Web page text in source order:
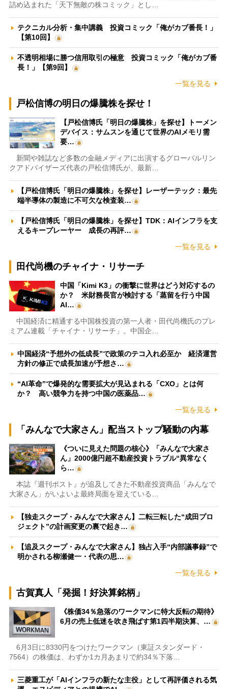
詰め込まれた「天下無敵の株コミック」とし…
テクニカル分析・集中講義 投資コミック「俺がカブ番長！」
【第10回】
不透明相場に勝つ信用取引の極意 投資コミック「俺がカブ番
長！」【第9回】
一覧を見る
戸松信博の明日の爆騰株を探せ！
【戸松信博氏「明日の爆騰株」を探せ】トーメン
デバイス：サムスンを通じて世界のAIメモリ需
要…
新聞や雑誌など多数の金融メディアに出演するグローバルリン
クアドバイザーズ代表の戸松信博氏が、最新…
【戸松信博氏「明日の爆騰株」を探せ】レーザーテック：最先
端半導体の製造に不可欠な検査装…
【戸松信博氏「明日の爆騰株」を探せ】TDK：AIインフラを支
えるキープレーヤー 成長の再評…
一覧を見る
田代尚機のチャイナ・リサーチ
中国「Kimi K3」の衝撃に世界はどう対応するの
か？ 米財務長官が検討する「蒸留を行う中国
AI…
中国経済に精通する中国株投資の第一人者・田代尚機氏のプレ
ミアム連載「チャイナ・リサーチ」。中国企…
中国経済“予想外の低成長”で政策のテコ入れ必至か 経済運営
方針の修正で成長加速が予想さ…
“AI革命”で爆発的な需要拡大が見込まれる「CXO」とは何
か？ 高い競争力を持つ中国の医薬品…
一覧を見る
「みんなで大家さん」配当ストップ騒動の内幕
《ついに見えた問題の核心》「みんなで大家さ
ん」2000億円超不動産投資トラブル“異常なく
ら…
本誌『週刊ポスト』が追及してきた不動産投資商品「みんなで
大家さん」がいよいよ最終局面を迎えている…
【独走スクープ・みんなで大家さん】二転三転した“成田プロ
ジェクト”の計画変更の裏で起き…
【追及スクープ・みんなで大家さん】独占入手“内部議事録”で
明かされる柳瀬健一・代表の思…
一覧を見る
古賀真人「発掘！好決算銘柄」
《株価34％急落のワークマンに特大反転の期待》
6月の売上低迷を吹き飛ばす第1四半期決算、…
6月3日に8330円をつけたワークマン（東証スタンダード・
7564）の株価は、わずか1カ月あまりで約34％下落…
三菱重工が「AIインフラの新たな主役」として再評価される気